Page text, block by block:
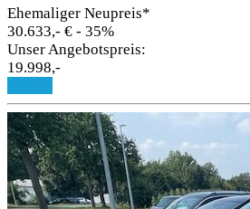
Ehemaliger Neupreis*
30.633,- € - 35%
Unser Angebotspreis:
19.998,-